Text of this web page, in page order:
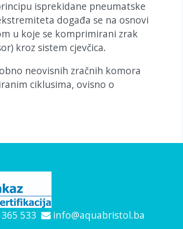
isprekidane pneumatske
događa se na osnovi
u koje se komprimirani zrak
kroz sistem cjevčica.
neovisnih zračnih komora
ciklusima, ovisno o
533 info@aquabristol.ba